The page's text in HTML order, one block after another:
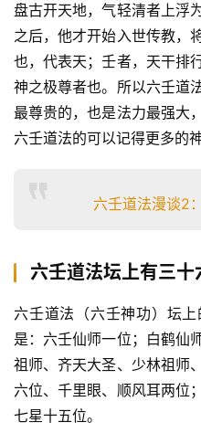
盘古开天地，气轻清者上浮
之后，他才开始入世传教，
也，代表天；壬者，天干排
神之极尊者也。所以六壬道
最尊贵的，也是法力最强大
六壬道法的可以记得更多的
六壬道法漫谈2
六壬道法坛上有三十
六壬道法（六壬神功）坛
是：六壬仙师一位；白鹤仙
祖师、齐天大圣、少林祖师
六位、千里眼、顺风耳两位
七星十五位。